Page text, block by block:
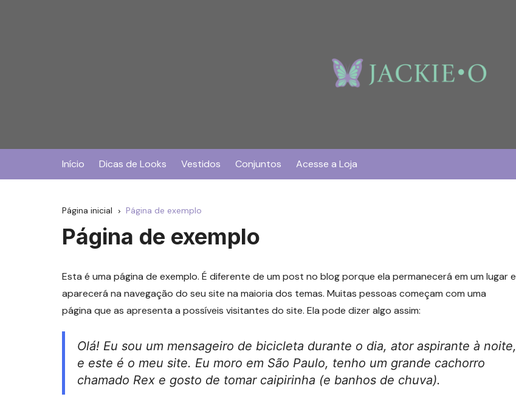
Início Dicas de Looks Vestidos Conjuntos Acesse a Loja
Página inicial Página de exemplo
Página de exemplo
Esta é uma página de exemplo. É diferente de um post no blog porque ela permanecerá em um lugar e
aparecerá na navegação do seu site na maioria dos temas. Muitas pessoas começam com uma
página que as apresenta a possíveis visitantes do site. Ela pode dizer algo assim:
Olá! Eu sou um mensageiro de bicicleta durante o dia, ator aspirante à noite,
e este é o meu site. Eu moro em São Paulo, tenho um grande cachorro
chamado Rex e gosto de tomar caipirinha (e banhos de chuva).